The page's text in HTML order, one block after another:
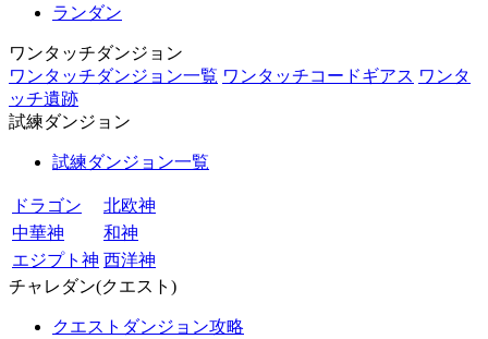
ランダン
ワンタッチダンジョン
ワンタッチダンジョン一覧 ワンタッチコードギアス ワンタ
ッチ遺跡
試練ダンジョン
試練ダンジョン一覧
ドラゴン
北欧神
中華神
和神
エジプト神 西洋神
チャレダン(クエスト)
クエストダンジョン攻略